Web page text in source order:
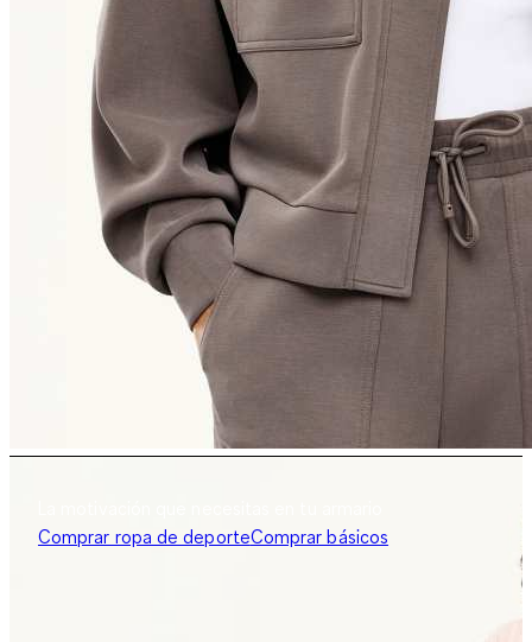
Comprar ropa de deporteComprar básicos